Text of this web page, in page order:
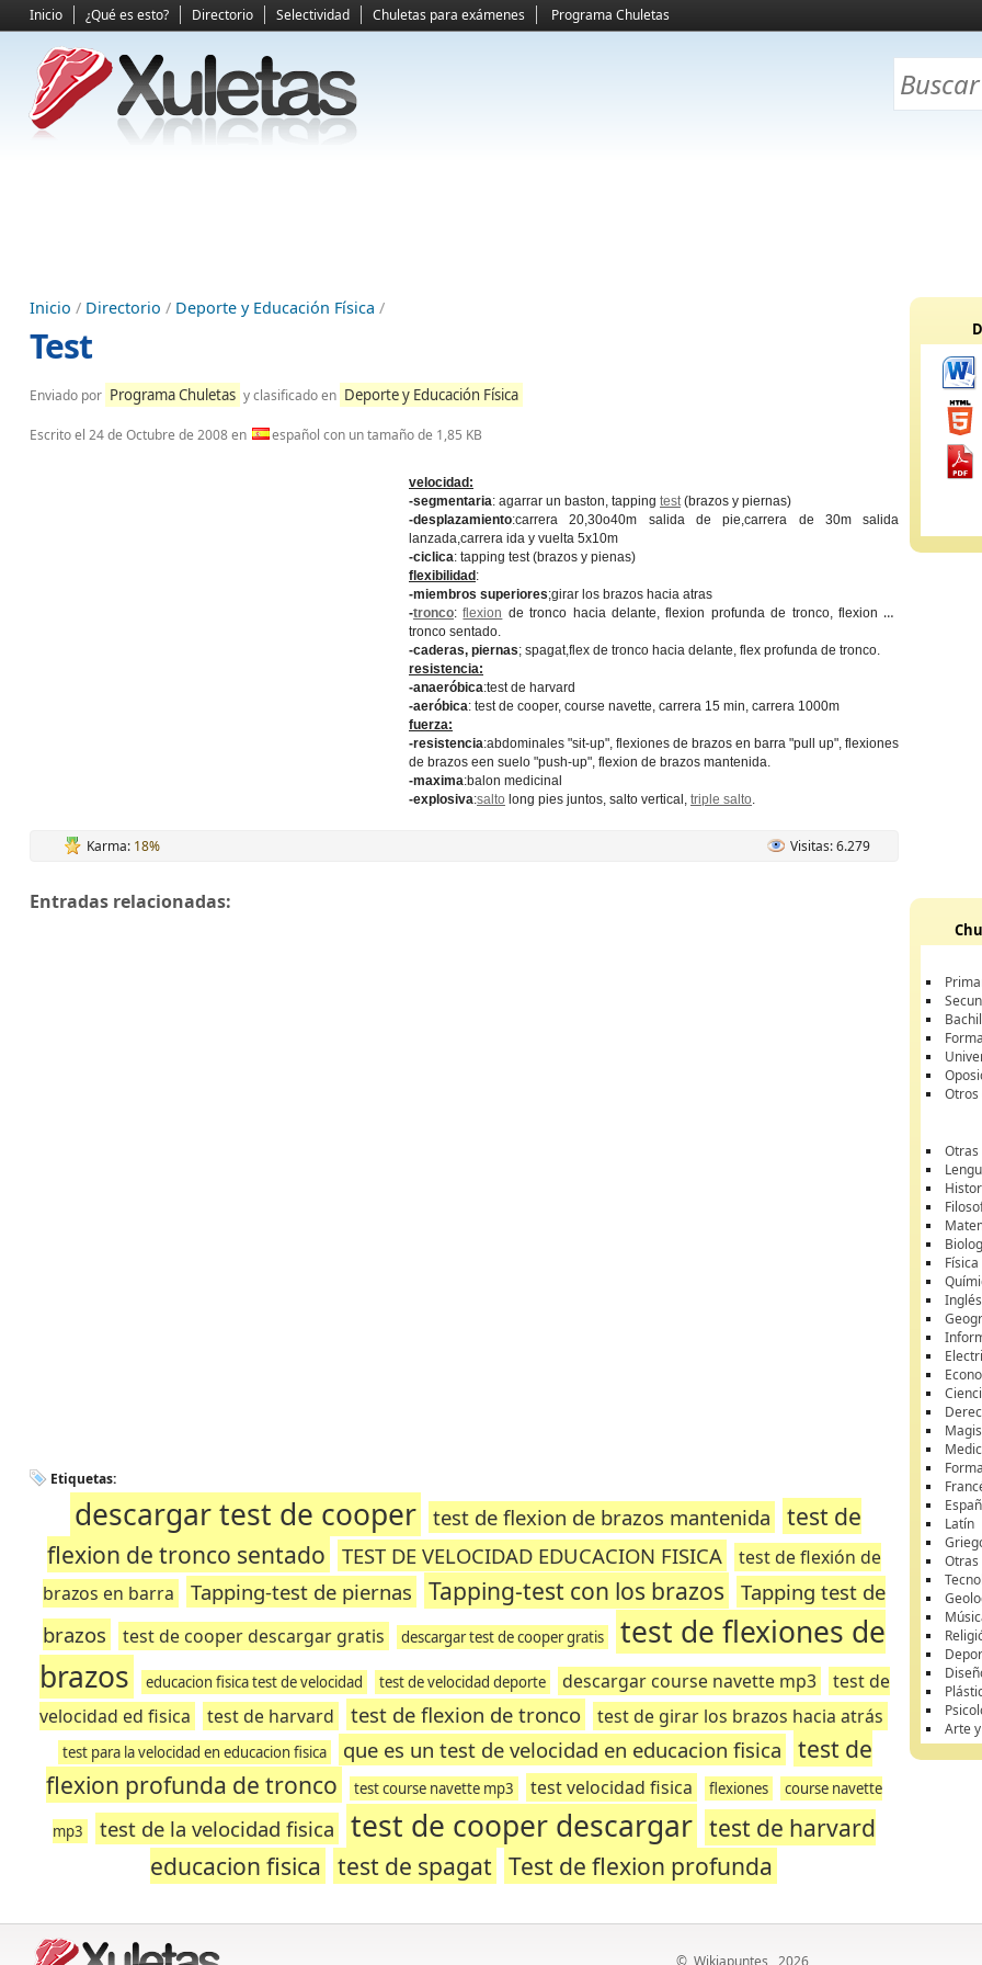
Inicio ¿Qué es esto? Directorio Selectividad Chuletas para exámenes Programa Chuletas
Inicio / Directorio / Deporte y Educación Física /
Test
Enviado por Programa Chuletas y clasificado en Deporte y Educación Física
Escrito el 24 de Octubre de 2008en español con un tamaño de 1,85 KB
velocidad:
-segmentaria: agarrar un baston, tapping test(brazos y piernas)
-desplazamiento:carrera 20,30o40m salida de pie,carrera de 30m salida
lanzada,carrera ida y vuelta 5x10m
-ciclica: tapping test (brazos y pienas)
flexibilidad :
-miembros superiores;girar los brazos hacia atras
-tronco:flexion de tronco hacia delante, flexion profunda de tronco, flexion de
tronco sentado.
-caderas, piernas; spagat,flex de tronco hacia delante, flex profunda de tronco.
resistencia:
-anaeróbica:test de harvard
-aeróbica: test de cooper, course navette, carrera 15 min, carrera 1000m
fuerza:
-resistencia:abdominales "sit-up", flexiones de brazos en barra "pull up", flexiones
de brazos een suelo "push-up", flexion de brazos mantenida.
-maxima:balon medicinal
-explosiva:salto long pies juntos, salto vertical, triple salto.
Karma: 18% Visitas: 6.279
Entradas relacionadas:
Etiquetas:
descargar test de cooper test de flexion de brazos mantenida
test de
flexion de tronco sentado
TEST DE VELOCIDAD EDUCACION FISICA
test de flexión de
brazos en barra
Tapping-test de piernas Tapping-test con los brazos
Tapping test de
brazos
test de cooper descargar gratis descargar test de cooper gratis
test de flexiones de
brazos
educacion fisica test de velocidad test de velocidad deporte descargar course navette mp3
test de
velocidad ed fisica
test de harvard test de flexion de tronco test de girar los brazos hacia atrás
test para la velocidad en educacion fisica que es un test de velocidad en educacion fisica
test de
flexion profunda de tronco
test course navette mp3 test velocidad fisica flexiones course navette
mp3 test de la velocidad fisica test de cooper descargar test de harvard
educacion fisica test de spagat Test de flexion profunda
Otros
Física
Inglés
Latín
Arte
© Wikiapuntes , 2026